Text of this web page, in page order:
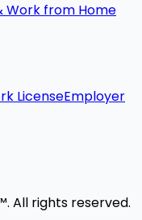
Work from Home
LicenseEmployer
All rights reserved.